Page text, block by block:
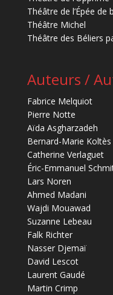
Théâtre de l’Épée de
Théâtre Michel
Théâtre des Béliers
Auteurs /
Fabrice Melquiot
Pierre Notte
Aïda Asgharzadeh
Bernard-Marie Koltès
Catherine Verlaguet
Éric-Emmanuel
Lars Noren
Ahmed Madani
Wajdi Mouawad
Suzanne Lebeau
Falk Richter
Nasser Djemaï
David Lescot
Laurent Gaudé
Martin Crimp